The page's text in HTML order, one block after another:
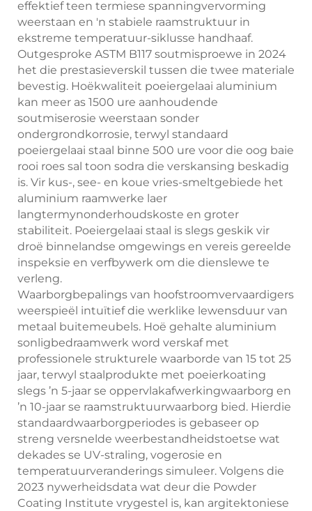
effektief teen termiese spanningvervorming
weerstaan en 'n stabiele raamstruktuur in
ekstreme temperatuur-siklusse handhaaf.
Outgesproke ASTM B117 soutmisproewe in 2024
het die prestasieverskil tussen die twee materiale
bevestig. Hoëkwaliteit poeiergelaai aluminium
kan meer as 1500 ure aanhoudende
soutmiserosie weerstaan sonder
ondergrondkorrosie, terwyl standaard
poeiergelaai staal binne 500 ure voor die oog baie
rooi roes sal toon sodra die verskansing beskadig
is. Vir kus-, see- en koue vries-smeltgebiede het
aluminium raamwerke laer
langtermynonderhoudskoste en groter
stabiliteit. Poeiergelaai staal is slegs geskik vir
droë binnelandse omgewings en vereis gereelde
inspeksie en verfbywerk om die dienslewe te
verleng.
Waarborgbepalings van hoofstroomvervaardigers
weerspieël intuïtief die werklike lewensduur van
metaal buitemeubels. Hoë gehalte aluminium
sonligbedraamwerk word verskaf met
professionele strukturele waarborde van 15 tot 25
jaar, terwyl staalprodukte met poeierkoating
slegs ’n 5-jaar se oppervlakafwerkingwaarborg en
’n 10-jaar se raamstruktuurwaarborg bied. Hierdie
standaardwaarborgperiodes is gebaseer op
streng versnelde weerbestandheidstoetse wat
dekades se UV-straling, vogerosie en
temperatuurveranderings simuleer. Volgens die
2023 nywerheidsdata wat deur die Powder
Coating Institute vrygestel is, kan argitektoniese